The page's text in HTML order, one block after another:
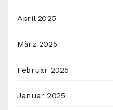
April 2025
März 2025
Februar 2025
Januar 2025